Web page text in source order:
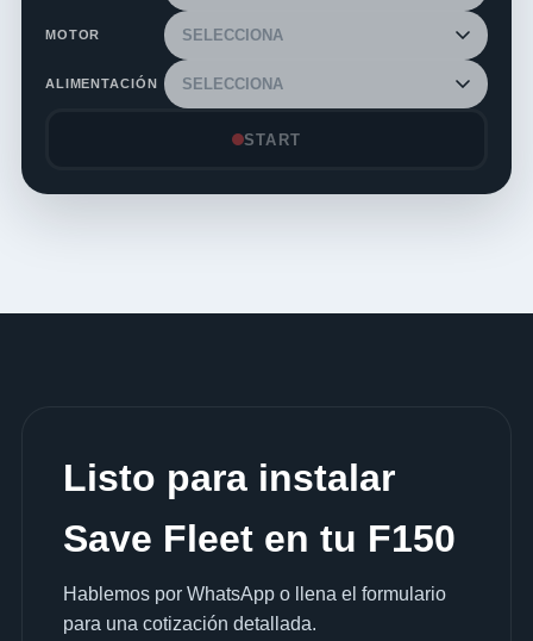
MOTOR
ALIMENTACIÓN
START
Listo para instalar
Save Fleet en tu F150
Hablemos por WhatsApp o llena el formulario
para una cotización detallada.